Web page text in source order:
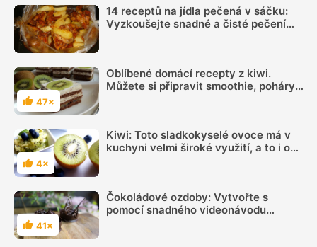
14 receptů na jídla pečená v sáčku:
Vyzkoušejte snadné a čisté pečení
Hodnocení
47×
Oblíbené domácí recepty z kiwi.
Můžete si připravit smoothie, poháry,
Hodnocení
4×
Kiwi: Toto sladkokyselé ovoce má v
kuchyni velmi široké využití, a to i o
Hodnocení
41×
Čokoládové ozdoby: Vytvořte s
pomocí snadného videonávodu